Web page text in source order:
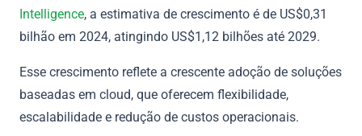
Intelligence, a estimativa de crescimento é de US$0,31
bilhão em 2024, atingindo US$1,12 bilhões até 2029.
Esse crescimento reflete a crescente adoção de soluções
baseadas em cloud, que oferecem flexibilidade,
escalabilidade e redução de custos operacionais.